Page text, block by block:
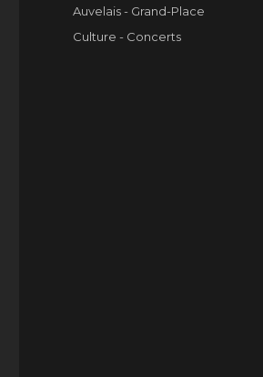
le
Catégories
Auvelais - Grand-Place
Étiquettes
Culture - Concerts